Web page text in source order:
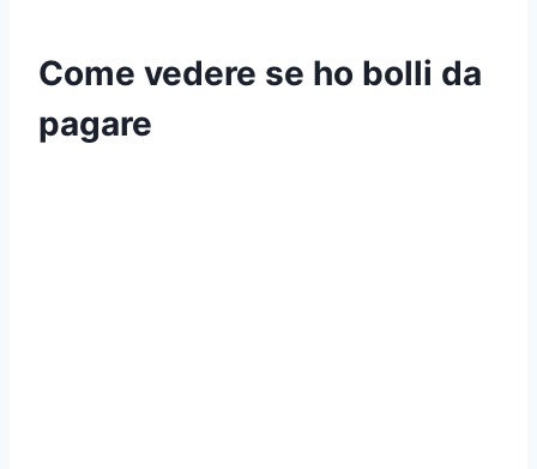
Come vedere se ho bolli da
pagare